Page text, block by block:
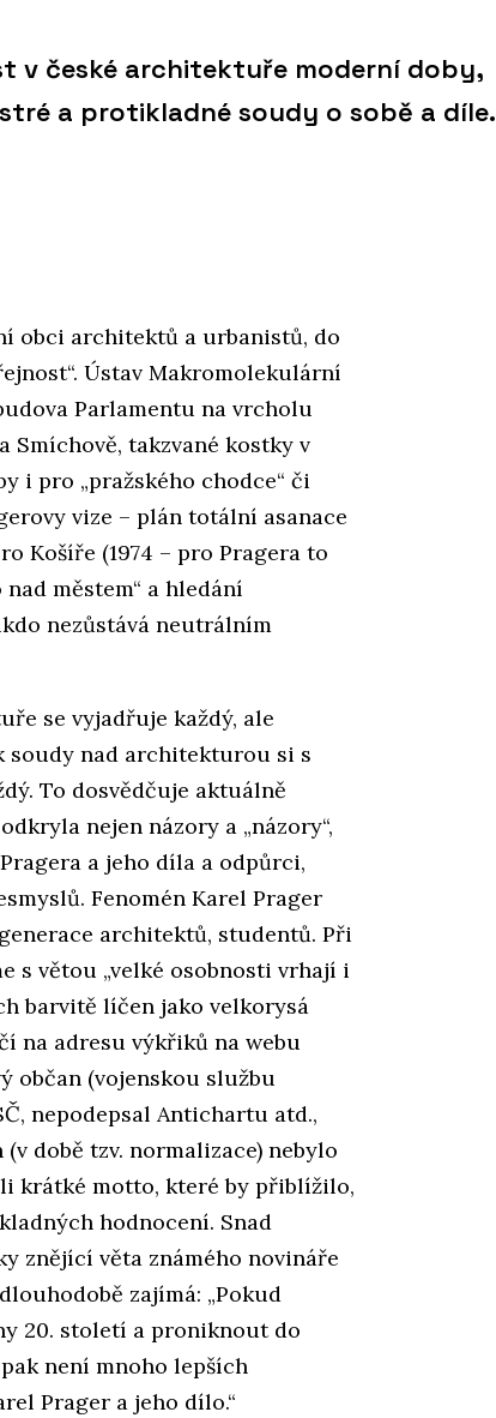
v české architektuře moderní doby,
a protikladné soudy o sobě a díle.
obci architektů a urbanistů, do
Ústav Makromolekulární
Parlamentu na vrcholu
Smíchově, takzvané kostky v
i pro „pražského chodce“ či
vize – plán totální asanace
Košíře (1974 – pro Pragera to
městem“ a hledání
nezůstává neutrálním
se vyjadřuje každý, ale
soudy nad architekturou si s
To dosvědčuje aktuálně
nejen názory a „názory“,
a jeho díla a odpůrci,
Fenomén Karel Prager
architektů, studentů. Při
s větou „velké osobnosti vrhají i
barvitě líčen jako velkorysá
na adresu výkřiků na webu
občan (vojenskou službu
nepodepsal Antichartu atd.,
době tzv. normalizace) nebylo
krátké motto, které by přiblížilo,
hodnocení. Snad
znějící věta známého novináře
zajímá: „Pokud
20. století a proniknout do
není mnoho lepších
Prager a jeho dílo.“